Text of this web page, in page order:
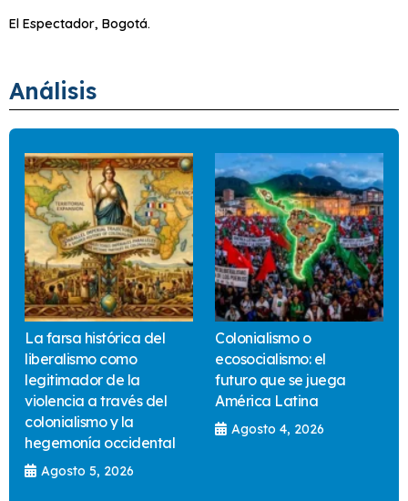
El Espectador, Bogotá.
Análisis
La farsa histórica del
liberalismo como
legitimador de la
violencia a través del
colonialismo y la
hegemonía occidental
Agosto 5, 2026
Colonialismo o
ecosocialismo: el
futuro que se juega
América Latina
Agosto 4, 2026